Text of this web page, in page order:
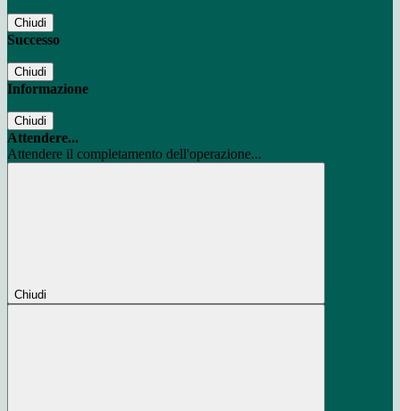
Chiudi
Successo
Chiudi
Informazione
Chiudi
Attendere...
Attendere il completamento dell'operazione...
Chiudi